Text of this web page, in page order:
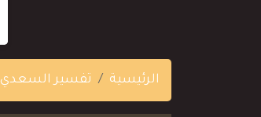
الرئيسية تفسير السعدي